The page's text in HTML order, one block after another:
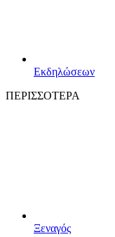
Εκδηλώσεων
ΠΕΡΙΣΣΟΤΕΡΑ
Ξεναγός